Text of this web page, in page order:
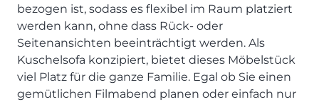
ALLES ANZEIGEN
SCHLAFZIMMER
Kleiderschränke & Systeme
Polsterbetten & Boxspring
Küchenspülen
Villeroy & Boch - Design trifft auf Funktionalität
PROSPEKTE
Lebensraum Küche
Newsletter-Anmeldung
SERVICES IM ÜBERBLICK
JOBS & KARRIERE
Auszubildende (m/w/d) - Kaufleute im Einzelhandel
bezogen ist, sodass es flexibel im Raum platziert
werden kann, ohne dass Rück- oder
Seitenansichten beeinträchtigt werden. Als
Kuschelsofa konzipiert, bietet dieses Möbelstück
viel Platz für die ganze Familie. Egal ob Sie einen
gemütlichen Filmabend planen oder einfach nur